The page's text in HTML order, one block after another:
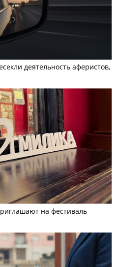
деятельность аферистов,
на фестиваль